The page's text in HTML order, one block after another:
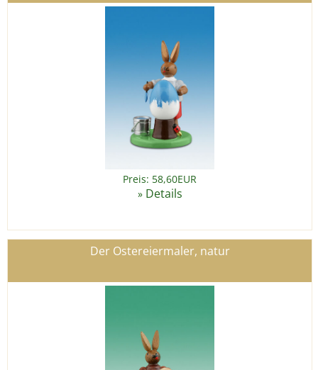
Preis: 58,60EUR
» Details
Der Ostereiermaler, natur